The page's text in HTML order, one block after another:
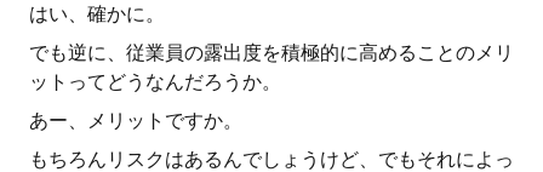
はい、確かに。
でも逆に、従業員の露出度を積極的に高めることのメリ
ットってどうなんだろうか。
あー、メリットですか。
もちろんリスクはあるんでしょうけど、でもそれによっ